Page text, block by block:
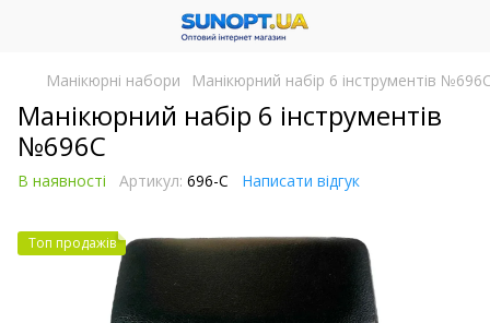
Манікюрні набори Манікюрний набір 6 інструментів
Манікюрний набір 6 інструментів
№696С
В наявності Артикул: 696-С Написати відгук
Топ продажів